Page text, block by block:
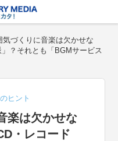
気づくりに音楽は欠かせな
？それとも「BGMサービス
ヒント
楽は欠かせな
・レコード